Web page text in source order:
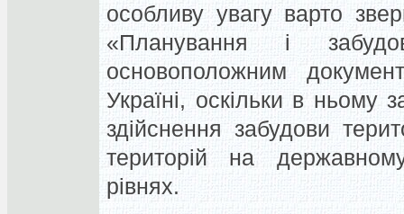
особливу увагу варто
«Планування і
основоположним
Україні, оскільки в ньому
здійснення забудови
територій на
рівнях.